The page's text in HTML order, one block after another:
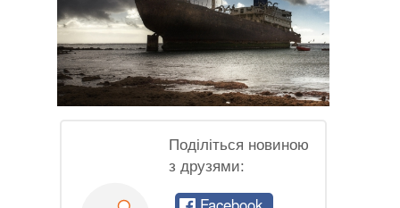
Поділіться новиною
з друзями: